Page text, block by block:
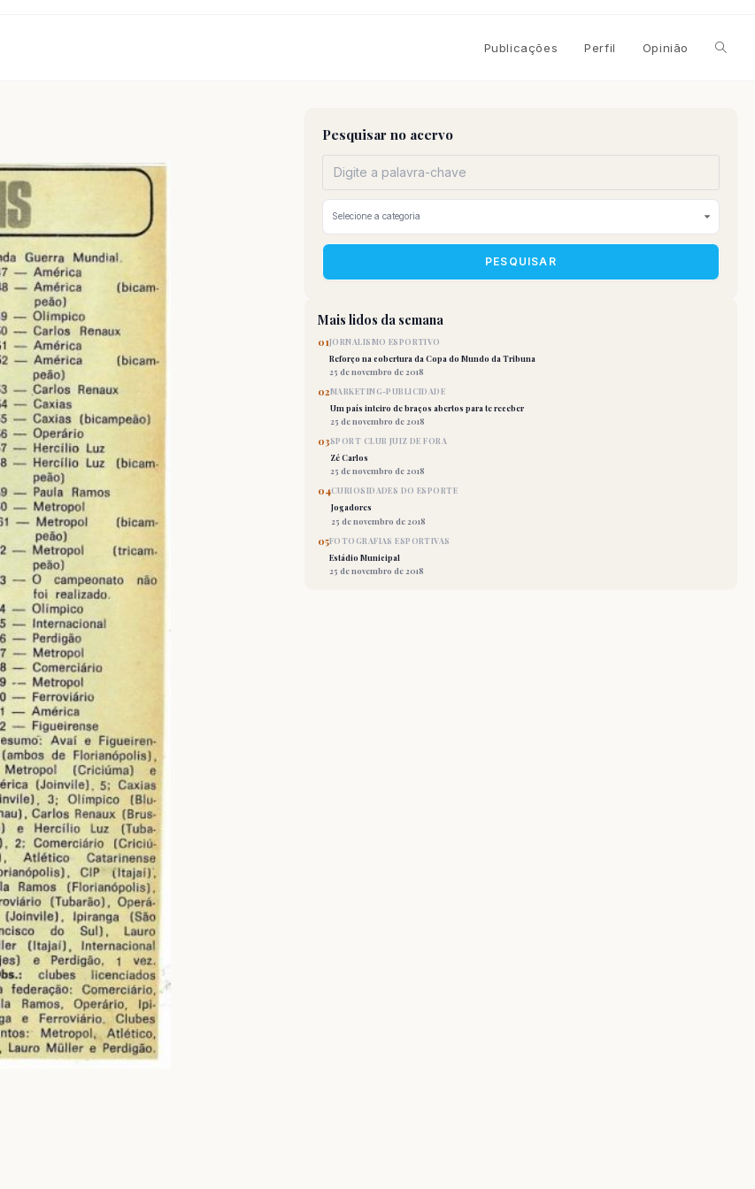
Publicações Perfil Opinião
site
Pesquisar no acervo
PESQUISAR
Mais lidos da semana
01JORNALISMO ESPORTIVO
Reforço na cobertura da Copa do Mundo da Tribuna
25 de novembro de 2018
02MARKETING-PUBLICIDADE
Um país inteiro de braços abertos para te receber
25 de novembro de 2018
03SPORT CLUB JUIZ DE FORA
Zé Carlos
25 de novembro de 2018
04CURIOSIDADES DO ESPORTE
Jogadores
25 de novembro de 2018
05FOTOGRAFIAS ESPORTIVAS
Estádio Municipal
25 de novembro de 2018